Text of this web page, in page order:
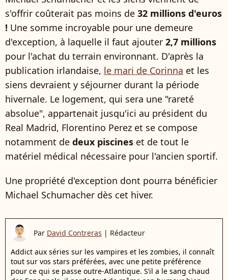
s'offrir coûterait pas moins de 32 millions d'euros
! Une somme incroyable pour une demeure
d'exception, à laquelle il faut ajouter 2,7 millions
pour l'achat du terrain environnant. D'après la
publication irlandaise, le mari de Corinna et les
siens devraient y séjourner durant la période
hivernale. Le logement, qui sera une "rareté
absolue", appartenait jusqu'ici au président du
Real Madrid, Florentino Perez et se compose
notamment de deux piscines et de tout le
matériel médical nécessaire pour l'ancien sportif.
Une propriété d'exception dont pourra bénéficier
Michael Schumacher dès cet hiver.
Par David Contreras | Rédacteur
Addict aux séries sur les vampires et les zombies, il connaît
tout sur vos stars préférées, avec une petite préférence
pour ce qui se passe outre-Atlantique. S’il a le sang chaud